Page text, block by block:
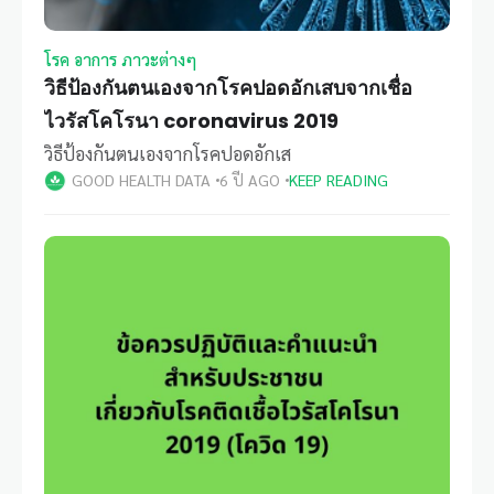
โรค อาการ ภาวะต่างๆ
วิธีป้องกันตนเองจากโรคปอดอักเสบจากเชื่อ
ไวรัสโคโรนา coronavirus 2019
วิธีป้องกันตนเองจากโรคปอดอักเส
GOOD HEALTH DATA 6 ปี AGO KEEP READING